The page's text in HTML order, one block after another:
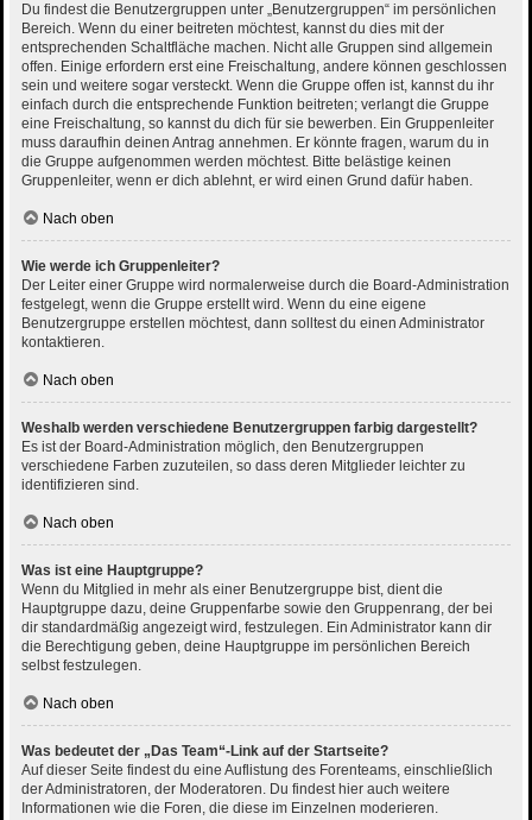
Du findest die Benutzergruppen unter „Benutzergruppen“ im persönlichen
Bereich. Wenn du einer beitreten möchtest, kannst du dies mit der
entsprechenden Schaltfläche machen. Nicht alle Gruppen sind allgemein
offen. Einige erfordern erst eine Freischaltung, andere können geschlossen
sein und weitere sogar versteckt. Wenn die Gruppe offen ist, kannst du ihr
einfach durch die entsprechende Funktion beitreten; verlangt die Gruppe
eine Freischaltung, so kannst du dich für sie bewerben. Ein Gruppenleiter
muss daraufhin deinen Antrag annehmen. Er könnte fragen, warum du in
die Gruppe aufgenommen werden möchtest. Bitte belästige keinen
Gruppenleiter, wenn er dich ablehnt, er wird einen Grund dafür haben.
Nach oben
Wie werde ich Gruppenleiter?
Der Leiter einer Gruppe wird normalerweise durch die Board-Administration
festgelegt, wenn die Gruppe erstellt wird. Wenn du eine eigene
Benutzergruppe erstellen möchtest, dann solltest du einen Administrator
kontaktieren.
Nach oben
Weshalb werden verschiedene Benutzergruppen farbig dargestellt?
Es ist der Board-Administration möglich, den Benutzergruppen
verschiedene Farben zuzuteilen, so dass deren Mitglieder leichter zu
identifizieren sind.
Nach oben
Was ist eine Hauptgruppe?
Wenn du Mitglied in mehr als einer Benutzergruppe bist, dient die
Hauptgruppe dazu, deine Gruppenfarbe sowie den Gruppenrang, der bei
dir standardmäßig angezeigt wird, festzulegen. Ein Administrator kann dir
die Berechtigung geben, deine Hauptgruppe im persönlichen Bereich
selbst festzulegen.
Nach oben
Was bedeutet der „Das Team“-Link auf der Startseite?
Auf dieser Seite findest du eine Auflistung des Forenteams, einschließlich
der Administratoren, der Moderatoren. Du findest hier auch weitere
Informationen wie die Foren, die diese im Einzelnen moderieren.